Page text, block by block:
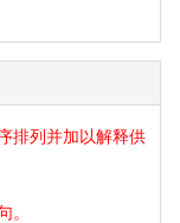
排列并加以解释供
。